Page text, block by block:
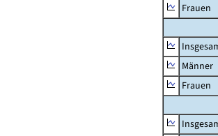
Frauen
Männer
Frauen